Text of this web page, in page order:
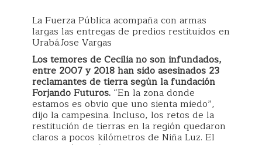
La Fuerza Pública acompaña con armas
largas las entregas de predios restituidos en
Urabá.Jose Vargas
Los temores de Cecilia no son infundados,
entre 2007 y 2018 han sido asesinados 23
reclamantes de tierra según la fundación
Forjando Futuros. “En la zona donde
estamos es obvio que uno sienta miedo”,
dijo la campesina. Incluso, los retos de la
restitución de tierras en la región quedaron
claros a pocos kilómetros de Niña Luz. El